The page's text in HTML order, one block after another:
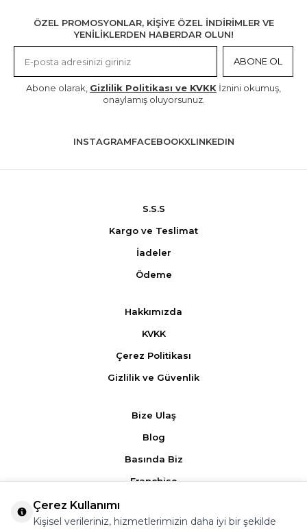
ÖZEL PROMOSYONLAR, KİŞİYE ÖZEL İNDİRİMLER VE
YENİLİKLERDEN HABERDAR OLUN!
ABONE OL
Abone olarak, Gizlilik Politikası ve KVKK İznini okumuş,
onaylamış oluyorsunuz.
INSTAGRAMFACEBOOKXLINKEDIN
S.S.S
Kargo ve Teslimat
İadeler
Ödeme
Hakkımızda
KVKK
Çerez Politikası
Gizlilik ve Güvenlik
Bize Ulaş
Blog
Basında Biz
Franchise
Ürün Yorumları
Çerez Kullanımı
Kişisel verileriniz, hizmetlerimizin daha iyi bir şekilde